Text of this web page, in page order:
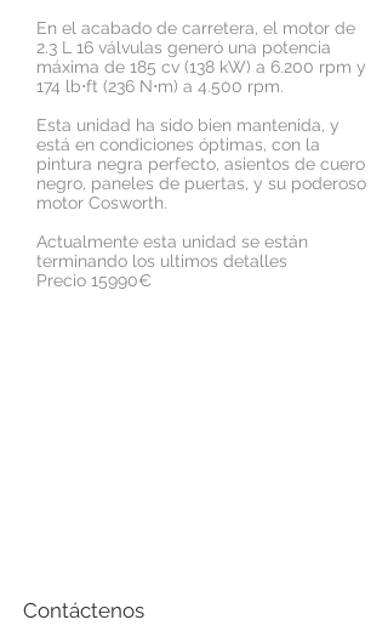
En el acabado de carretera, el motor de
2.3 L 16 válvulas generó una potencia
máxima de 185 cv (138 kW) a 6.200 rpm y
174 lb⋅ft (236 N⋅m) a 4.500 rpm.
Esta unidad ha sido bien mantenida, y
está en condiciones óptimas, con la
pintura negra perfecto, asientos de cuero
negro, paneles de puertas, y su poderoso
motor Cosworth.
Actualmente esta unidad se están
terminando los ultimos detalles
Precio 15990€
Contáctenos